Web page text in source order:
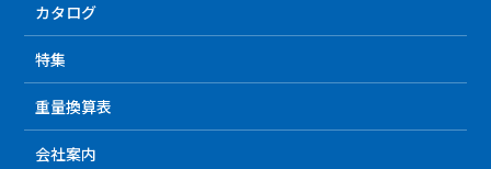
カタログ
特集
重量換算表
会社案内